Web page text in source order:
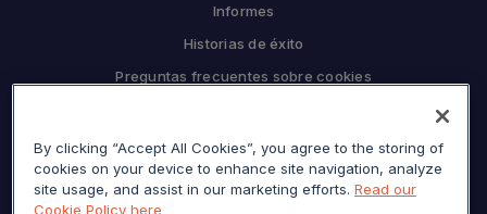
Informes
Historias de éxito
Preguntas frecuentes sobre cookies
Por qué Sojern
By clicking “Accept All Cookies”, you agree to the storing of
cookies on your device to enhance site navigation, analyze
site usage, and assist in our marketing efforts. Read our
Cookie Policy here